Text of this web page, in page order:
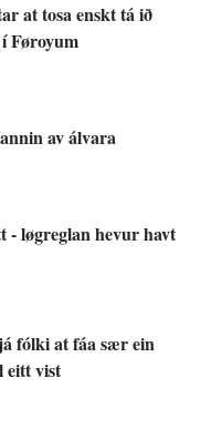
at tosa enskt tá ið
Føroyum
av álvara
løgreglan hevur havt
fólki at fáa sær ein
eitt vist